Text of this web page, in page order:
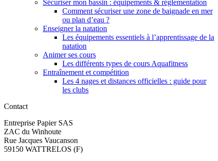
Sécuriser mon bassin : équipements & réglementation
Comment sécuriser une zone de baignade en mer
ou plan d’eau ?
Enseigner la natation
Les équipements essentiels à l’apprentissage de la
natation
Animer ses cours
Les différents types de cours Aquafitness
Entraînement et compétition
Les 4 nages et distances officielles : guide pour
les clubs
Contact
Entreprise Papier SAS
ZAC du Winhoute
Rue Jacques Vaucanson
59150 WATTRELOS (F)